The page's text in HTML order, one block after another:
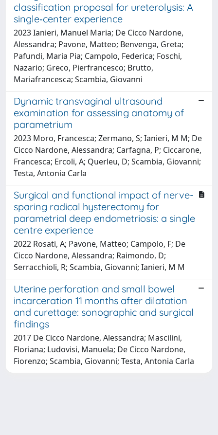
classification proposal for ureterolysis: A
single‐center experience
2023 Ianieri, Manuel Maria; De Cicco Nardone,
Alessandra; Pavone, Matteo; Benvenga, Greta;
Pafundi, Maria Pia; Campolo, Federica; Foschi,
Nazario; Greco, Pierfrancesco; Brutto,
Mariafrancesca; Scambia, Giovanni
Dynamic transvaginal ultrasound
examination for assessing anatomy of
parametrium
2023 Moro, Francesca; Zermano, S; Ianieri, M M; De
Cicco Nardone, Alessandra; Carfagna, P; Ciccarone,
Francesca; Ercoli, A; Querleu, D; Scambia, Giovanni;
Testa, Antonia Carla
Surgical and functional impact of nerve-
sparing radical hysterectomy for
parametrial deep endometriosis: a single
centre experience
2022 Rosati, A; Pavone, Matteo; Campolo, F; De
Cicco Nardone, Alessandra; Raimondo, D;
Serracchioli, R; Scambia, Giovanni; Ianieri, M M
Uterine perforation and small bowel
incarceration 11 months after dilatation
and curettage: sonographic and surgical
findings
2017 De Cicco Nardone, Alessandra; Mascilini,
Floriana; Ludovisi, Manuela; De Cicco Nardone,
Fiorenzo; Scambia, Giovanni; Testa, Antonia Carla